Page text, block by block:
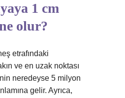
1 cm
olur?
etrafındaki
ve en uzak noktası
neredeyse 5 milyon
gelir. Ayrıca,